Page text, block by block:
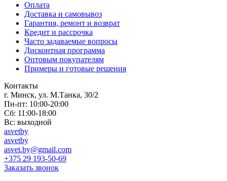
Оплата
Доставка и самовывоз
Гарантия, ремонт и возврат
Кредит и рассрочка
Часто задаваемые вопросы
Дисконтная программа
Оптовым покупателям
Примеры и готовые решения
Контакты
г. Минск, ул. М.Танка, 30/2
Пн-пт: 10:00-20:00
Сб: 11:00-18:00
Вс: выходной
asvetby
asvetby
asvet.by@gmail.com
+375 29 193-50-69
Заказать звонок